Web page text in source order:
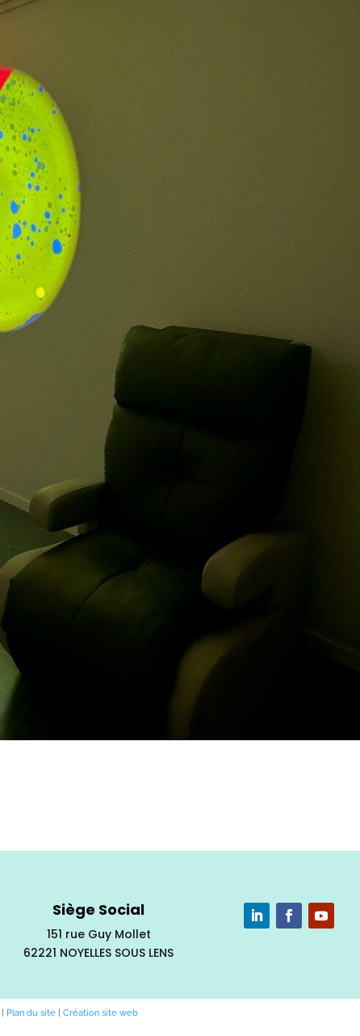
Siège Social
151 rue Guy Mollet
62221 NOYELLES SOUS LENS
Plan du site |Création site web